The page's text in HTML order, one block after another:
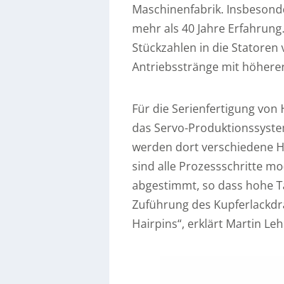
Maschinenfabrik.
mehr als 40 Jahre
Stückzahlen in die
Antriebsstränge mit
Für die Serienfertigung
das Servo-
werden dort verschiedene
sind alle Prozessschritte
abgestimmt, so dass hohe
Zuführung des
Hairpins“, erklärt Martin